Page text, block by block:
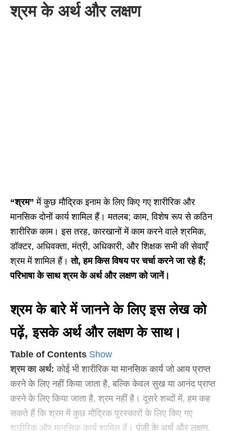
श्रम के अर्थ और लक्षण
“श्रम” में कुछ मौद्रिक इनाम के लिए किए गए शारीरिक और
मानसिक दोनों कार्य शामिल हैं। मतलब; काम, विशेष रूप से कठिन
शारीरिक काम। इस तरह, कारखानों में काम करने वाले श्रमिक,
डॉक्टर, अधिवक्ता, मंत्री, अधिकारी, और शिक्षक सभी की सेवाएँ
श्रम में शामिल हैं।तो, हम किस विषय पर चर्चा करने जा रहे हैं;
परिभाषा के साथ श्रम के अर्थ और लक्षण को जानें।
श्रम के बारे में जानने के लिए इस लेख को
पढ़ें, इसके अर्थ और लक्षण के साथ।
Table of Contents Show
श्रम का अर्थ: कोई भी शारीरिक या मानसिक कार्य जो आय प्राप्त
करने के लिए नहीं किया जाता है, बल्कि केवल सुख या आनंद प्राप्त
करने के लिए किया जाता है, श्रम नहीं है। दूसरे शब्दों में, हम कह
सकते हैं कि श्रम में कुछ मौद्रिक पुरस्कारों के लिए किए गए
शारीरिक और मानसिक कार्य शामिल हैं। पूंजी के अर्थ और लक्षण,